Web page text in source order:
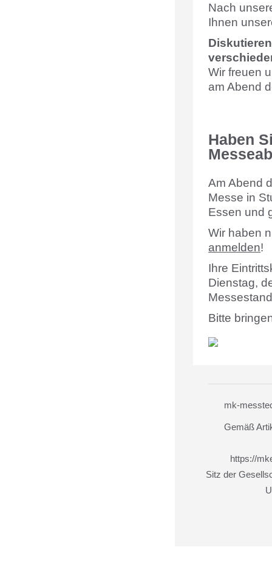
Nach
Ihnen
Wir freuen
am Abend
Haben
Am Abend
Messe in
Essen und
Wir haben
anmelden!
Ihre
Dienstag,
Bitte
mk-
Gemäß
https://
Sitz der